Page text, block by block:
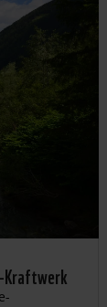
Kraftwerk